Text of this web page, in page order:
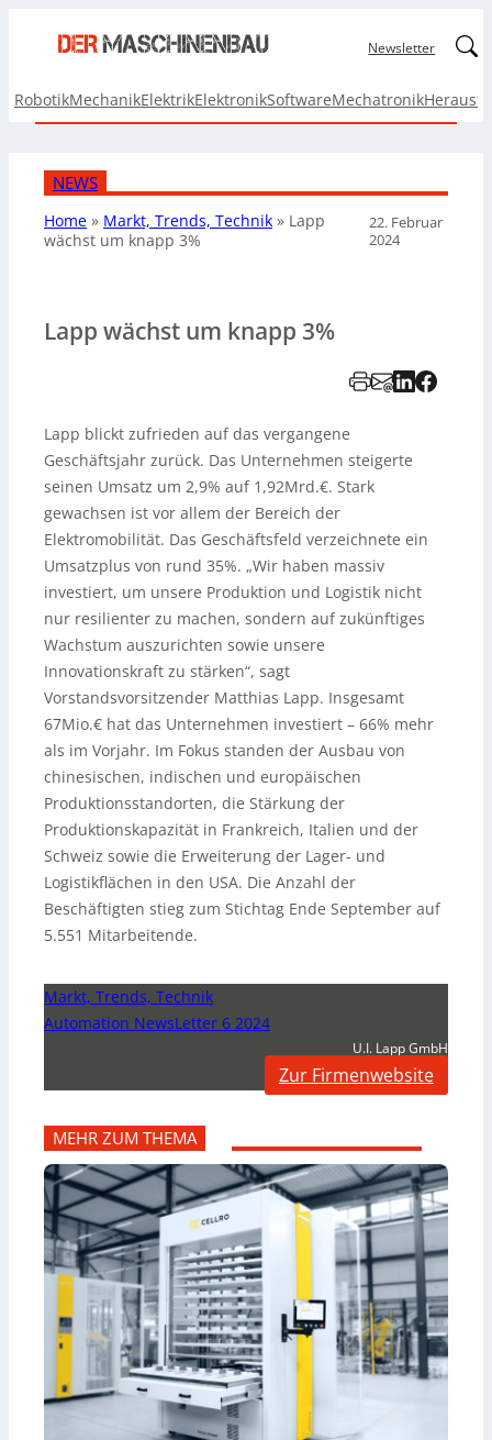
Newsletter
RobotikMechanikElektrikElektronikSoftwareMechatronik
NEWS
Home » Markt, Trends, Technik » Lapp
wächst um knapp 3%
22. Februar
2024
Lapp wächst um knapp 3%
Lapp blickt zufrieden auf das vergangene
Geschäftsjahr zurück. Das Unternehmen steigerte
seinen Umsatz um 2,9% auf 1,92Mrd.€. Stark
gewachsen ist vor allem der Bereich der
Elektromobilität. Das Geschäftsfeld verzeichnete ein
Umsatzplus von rund 35%. „Wir haben massiv
investiert, um unsere Produktion und Logistik nicht
nur resilienter zu machen, sondern auf zukünftiges
Wachstum auszurichten sowie unsere
Innovationskraft zu stärken“, sagt
Vorstandsvorsitzender Matthias Lapp. Insgesamt
67Mio.€ hat das Unternehmen investiert – 66% mehr
als im Vorjahr. Im Fokus standen der Ausbau von
chinesischen, indischen und europäischen
Produktionsstandorten, die Stärkung der
Produktionskapazität in Frankreich, Italien und der
Schweiz sowie die Erweiterung der Lager- und
Logistikflächen in den USA. Die Anzahl der
Beschäftigten stieg zum Stichtag Ende September auf
5.551 Mitarbeitende.
Markt, Trends, Technik
Automation NewsLetter 6 2024
U.I. Lapp GmbH
Zur Firmenwebsite
MEHR ZUM THEMA